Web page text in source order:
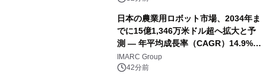
日本の農業用ロボット市場、2034年ま
でに15億1,346万米ドル超へ拡大と予
測 ― 年平均成長率（CAGR）14.9%を
記録
IMARC Group
42分前